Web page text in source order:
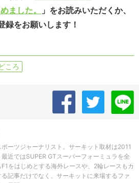
ました。
」をお読みいただくか、
録をお願いします！
ころ
ーツジャーナリスト。サーキット取材は2011
近ではSUPER GTスーパーフォーミュラを全
をはじめとする海外レースや、2輪レースもカ
記事だけでなく、サーキットに来場するファ